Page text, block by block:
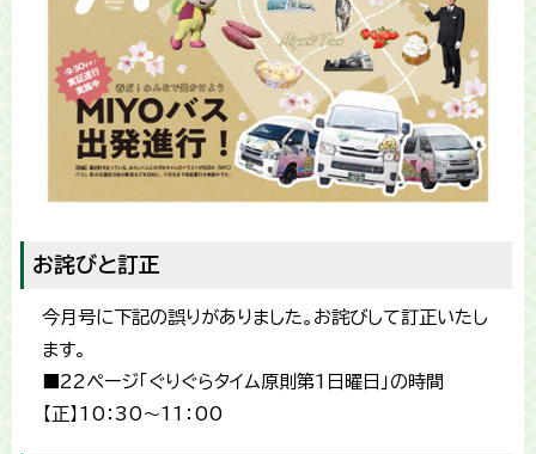
お詫びと訂正
今月号に下記の誤りがありました。お詫びして訂正いたし
ます。
■22ページ「ぐりぐらタイム原則第1日曜日」の時間
【正】10：30～11：00